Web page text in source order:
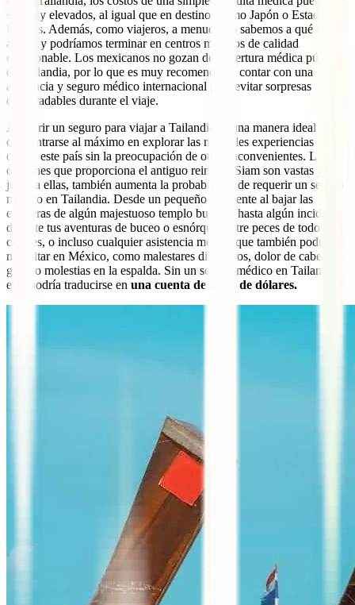
ser muy elevados, al igual que en destinos como Japón o Estados
Unidos. Además, como viajeros, a menudo no sabemos a qué lugar
acudir y podríamos terminar en centros médicos de calidad
cuestionable. Los mexicanos no gozan de cobertura médica pública
en Tailandia, por lo que es muy recomendable contar con una
asistencia y seguro médico internacional para evitar sorpresas
desagradables durante el viaje.
Adquirir un seguro para viajar a Tailandia es una manera ideal de
concentrarse al máximo en explorar las múltiples experiencias que
ofrece este país sin la preocupación de otros inconvenientes. Las
opciones que proporciona el antiguo reino de Siam son vastas y,
junto a ellas, también aumenta la probabilidad de requerir un seguro
médico en Tailandia. Desde un pequeño accidente al bajar las
escaleras de algún majestuoso templo budista, hasta algún incidente
durante tus aventuras de buceo o esnórquel entre peces de todos los
colores, o incluso cualquier asistencia médica que también podrías
necesitar en México, como malestares digestivos, dolor de cabeza,
gripa o molestias en la espalda. Sin un seguro médico en Tailandia,
esto podría traducirse en una cuenta de miles de dólares.